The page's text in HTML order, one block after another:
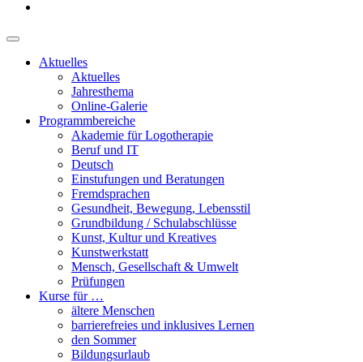
Aktuelles
Aktuelles
Jahresthema
Online-Galerie
Programmbereiche
Akademie für Logotherapie
Beruf und IT
Deutsch
Einstufungen und Beratungen
Fremdsprachen
Gesundheit, Bewegung, Lebensstil
Grundbildung / Schulabschlüsse
Kunst, Kultur und Kreatives
Kunstwerkstatt
Mensch, Gesellschaft & Umwelt
Prüfungen
Kurse für …
ältere Menschen
barrierefreies und inklusives Lernen
den Sommer
Bildungsurlaub